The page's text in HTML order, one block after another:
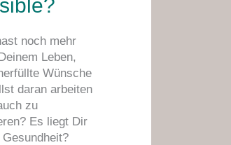
noch mehr
Leben,
Wünsche
daran arbeiten
zu
Es liegt Dir